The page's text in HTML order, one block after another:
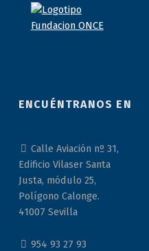
ENCUÉNTRANOS EN
Calle Aviación nº 31,
Edificio Vilaser Santa
Justa, módulo 25,
Polígono Calonge.
41007 Sevilla
954 93 27 93